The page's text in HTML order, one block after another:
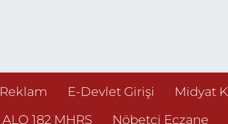
Reklam E-Devlet Girişi
Midyat
ALO 182 MHRS Nöbetçi Eczane